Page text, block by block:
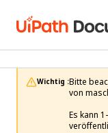
Wichtig :Bitte
von
Es kann